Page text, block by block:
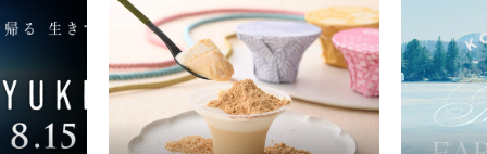
主演は「雪風」の艦長・寺澤一利を演じる竹野内豊。先任伍長・早瀬
幸平を玉木宏が演じるほか、奥平大兼、田中麗奈、石丸幹二、益岡徹
など実力派俳優が共演。そして戦艦大和と運命を共にした帝国海軍・
第二艦隊司令長官、伊藤整一を中井貴一が圧倒的な存在感で演じ切
る。
時代が再び、分断と暴力に揺れる現代。本作は「同じ過ちを繰り返す